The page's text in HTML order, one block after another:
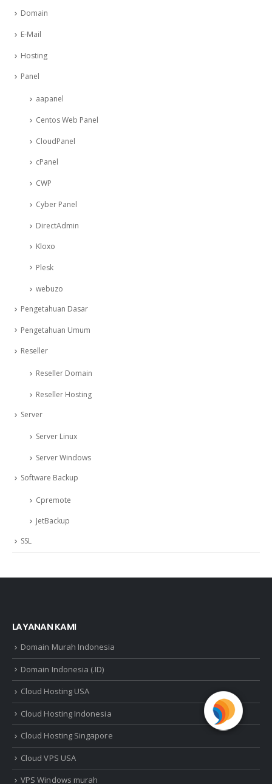
Domain
E-Mail
Hosting
Panel
aapanel
Centos Web Panel
CloudPanel
cPanel
CWP
Cyber Panel
DirectAdmin
Kloxo
Plesk
webuzo
Pengetahuan Dasar
Pengetahuan Umum
Reseller
Reseller Domain
Reseller Hosting
Server
Server Linux
Server Windows
Software Backup
Cpremote
JetBackup
SSL
LAYANAN KAMI
Domain Murah Indonesia
Domain Indonesia (.ID)
Cloud Hosting USA
Cloud Hosting Indonesia
Cloud Hosting Singapore
Cloud VPS USA
VPS Windows murah